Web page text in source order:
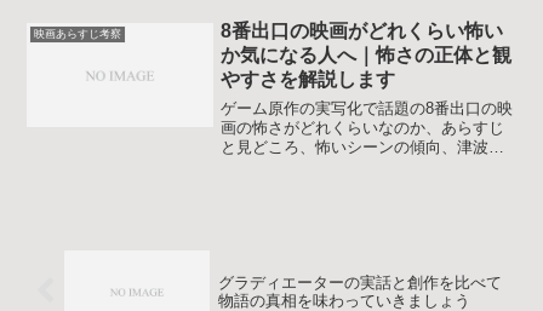
映画あらすじ考察
8番出口の映画がどれくらい怖い
か気になる人へ｜怖さの正体と観
やすさを解説します
ゲーム原作の実写化で話題の8番出口の映
画の怖さがどれくらいなのか、あらすじ
と見どころ、怖いシーンの傾向、津波な
グラディエーターの実話と創作を比べて
物語の真相を味わっていきましょう